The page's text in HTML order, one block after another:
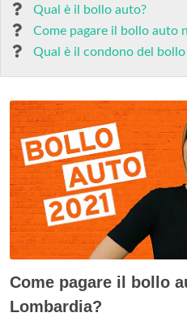
Qual è il bollo auto?
Come pagare il bollo auto
Qual è il condono del
Come pagare il bollo
Lombardia?